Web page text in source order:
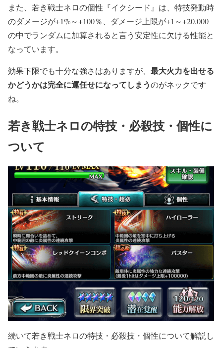
また、若き戦士ネロの個性『イクシード』は、特技発動時
のダメージが+1%～+100％、ダメージ上限が+1～+20,000
の中でランダムに加算されると言う安定性に欠ける性能と
なっています。
効果下限でも十分な強さはありますが、 最大火力を出せる
かどうかは完全に運任せになってしまうのがネックです
ね。
若き戦士ネロの特技・必殺技・個性に
ついて
続いて若き戦士ネロの特技・必殺技・個性について解説し